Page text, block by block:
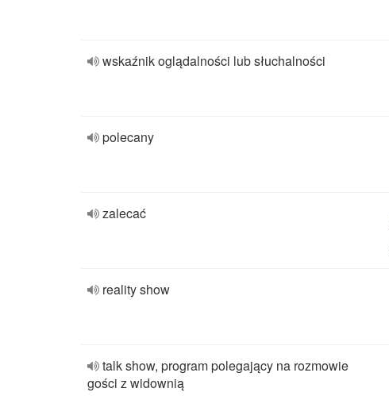
wskaźnik oglądalności lub słuchalności
polecany
zalecać
reality show
talk show, program polegający na rozmowie
gości z widownią